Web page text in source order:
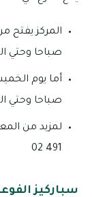
المركز يفتح
صباحا وحتي
أما يوم
صباحا وحتي
491 02
سباركيز